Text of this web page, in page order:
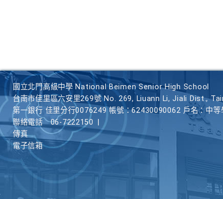
國立北門高級中學 National Beimen Senior High School
台南市佳里區六安里269號 No. 269, Liuann Li, Jiali Dist.,
第一銀行 佳里分行0076249 帳號：62430090062 戶名：中
聯絡電話
06-7222150
傳真
電子信箱